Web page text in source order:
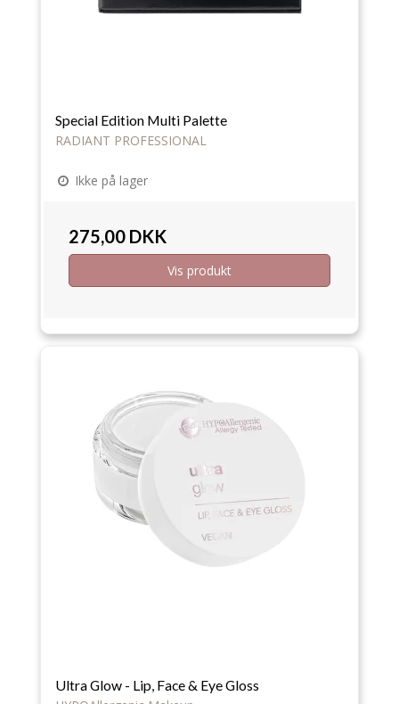
Special Edition Multi Palette
RADIANT PROFESSIONAL
Ikke på lager
275,00 DKK
Vis produkt
Ultra Glow - Lip, Face & Eye Gloss